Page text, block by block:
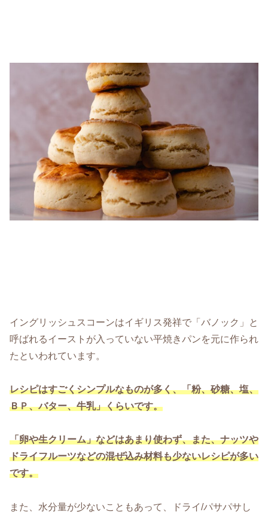
イングリッシュスコーンはイギリス発祥で「バノック」と
呼ばれるイーストが入っていない平焼きパンを元に作られ
たといわれています。
レシピはすごくシンプルなものが多く、「粉、砂糖、塩、
ＢＰ、バター、牛乳」くらいです。
「卵や生クリーム」などはあまり使わず、また、ナッツや
ドライフルーツなどの混ぜ込み材料も少ないレシピが多い
です。
また、水分量が少ないこともあって、ドライ/パサパサし